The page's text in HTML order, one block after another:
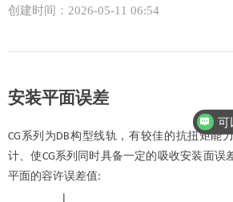
创建时间： 2026-05-11 06:54
安装平面误差
CG 系列为DB构型线轨，有较佳的抗扭矩能
计、使CG系列同时具备一定的吸收安装面误
平面的容许误差值: